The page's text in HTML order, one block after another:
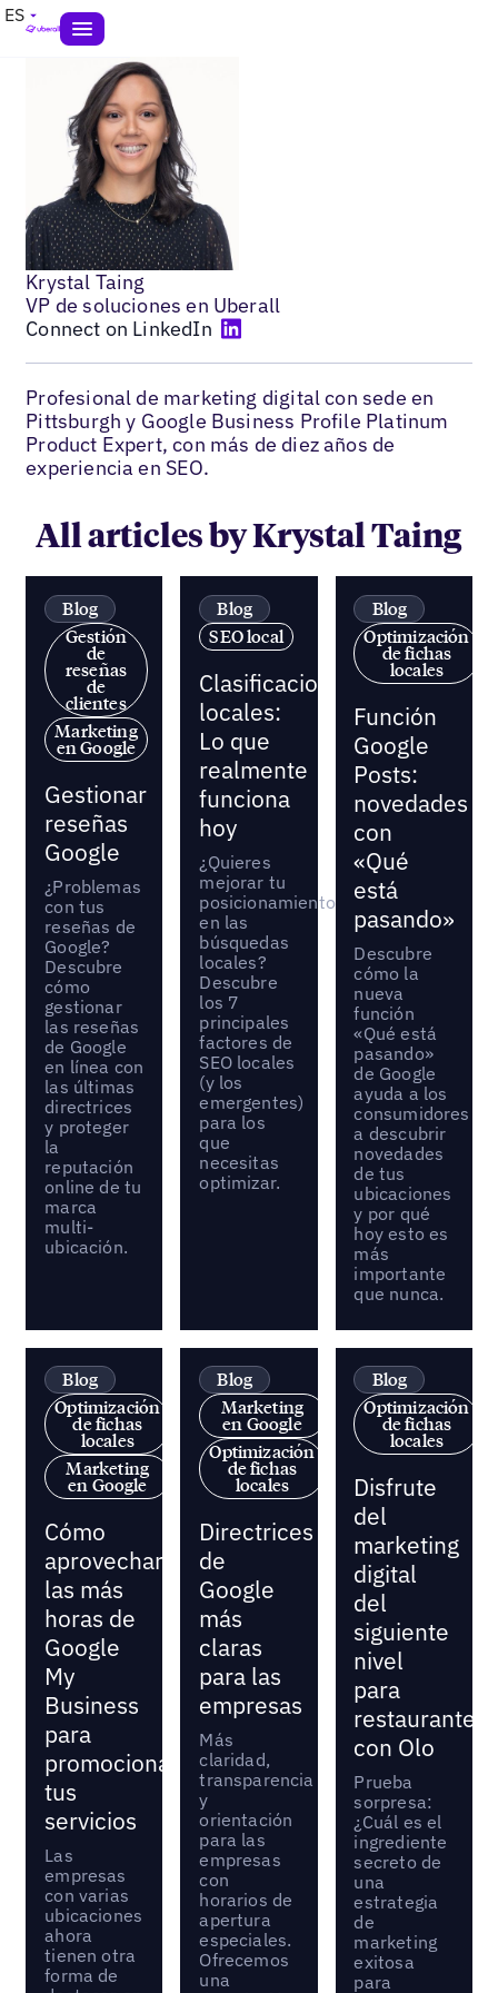
ES
Krystal Taing
VP de soluciones en Uberall
Connect on LinkedIn
Profesional de marketing digital con sede en
Pittsburgh y Google Business Profile Platinum
Product Expert, con más de diez años de
experiencia en SEO.
All articles by Krystal Taing
Blog
Gestión
de
reseñas
de
clientes
Marketing
en Google
Gestionar
reseñas
Google
¿Problemas
con tus
reseñas de
Google?
Descubre
cómo
gestionar
las reseñas
de Google
en línea con
las últimas
directrices
y proteger
la
reputación
online de tu
marca
multi-
ubicación.
Blog
SEO local
Clasificaciones
locales:
Lo que
realmente
funciona
hoy
¿Quieres
mejorar tu
posicionamiento
en las
búsquedas
locales?
Descubre
los 7
principales
factores de
SEO locales
(y los
emergentes)
para los
que
necesitas
optimizar.
Blog
Optimización
de fichas
locales
Función
Google
Posts:
novedades
con
«Qué
está
pasando»
Descubre
cómo la
nueva
función
«Qué está
pasando»
de Google
ayuda a los
consumidores
a descubrir
novedades
de tus
ubicaciones
y por qué
hoy esto es
más
importante
que nunca.
Blog
Optimización
de fichas
locales
Marketing
en Google
Cómo
aprovechar
las más
horas de
Google
My
Business
para
promocionar
tus
servicios
Las
empresas
con varias
ubicaciones
ahora
tienen otra
forma de
Blog
Marketing
en Google
Optimización
de fichas
locales
Directrices
de
Google
más
claras
para las
empresas
Más
claridad,
transparencia
y
orientación
para las
empresas
con
horarios de
apertura
especiales.
Ofrecemos
una
Blog
Optimización
de fichas
locales
Disfrute
del
marketing
digital
del
siguiente
nivel
para
restaurantes
con Olo
Prueba
sorpresa:
¿Cuál es el
ingrediente
secreto de
una
estrategia
de
marketing
exitosa
para